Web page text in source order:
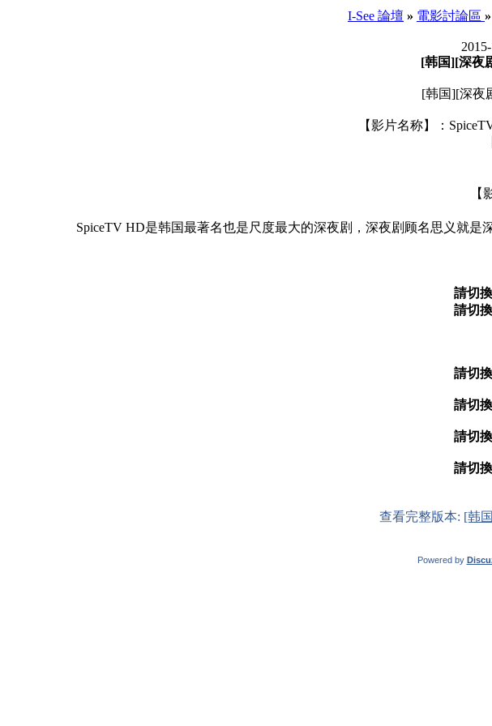
I-See 論壇 » 電影討論區 »
[韩国][深夜
[韩国][深夜
【影片名称】：
【
SpiceTV HD是韩国最著名也是尺度最大的深夜剧，深夜剧顾名思义就是
請切
請切
請切
請切
請切
請切
查看完整版本: [韩
Powered by